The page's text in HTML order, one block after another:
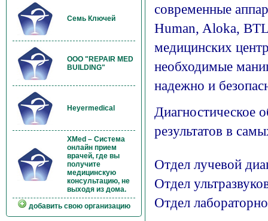
Семь Ключей
OOO "REPAIR MED
BUILDING"
Heyermedical
XMed – Система
онлайн прием
врачей, где вы
получите
медицинскую
консультацию, не
выходя из дома.
добавить свою организацию
современные
Human, Aloka,
медицинских
необходимые
надежно и
Диагностическое
результатов в
Отдел лучевой
Отдел
Отдел